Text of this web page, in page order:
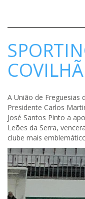
A União de Freguesias
Presidente Carlos
José Santos Pinto a
Leões da Serra,
clube mais